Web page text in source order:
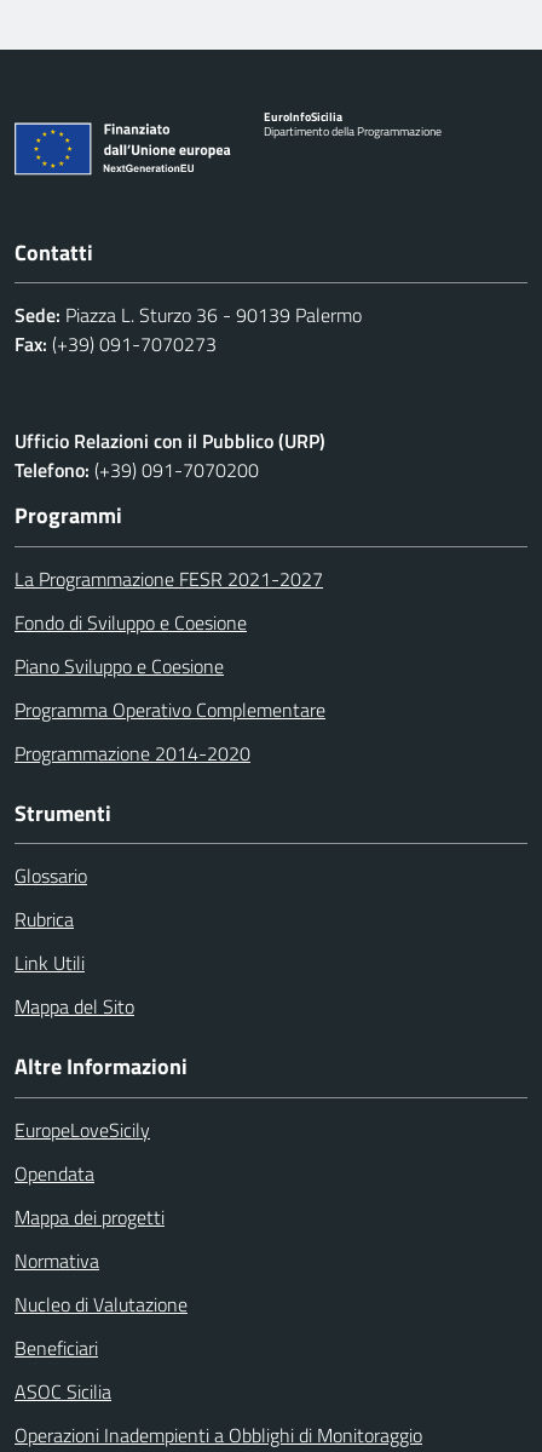
EuroInfoSicilia
Dipartimento della Programmazione
Contatti
Sede: Piazza L. Sturzo 36 - 90139 Palermo
Fax: (+39) 091-7070273
Ufficio Relazioni con il Pubblico (URP)
Telefono: (+39) 091-7070200
Programmi
La Programmazione FESR 2021-2027
Fondo di Sviluppo e Coesione
Piano Sviluppo e Coesione
Programma Operativo Complementare
Programmazione 2014-2020
Strumenti
Glossario
Rubrica
Link Utili
Mappa del Sito
Altre Informazioni
EuropeLoveSicily
Opendata
Mappa dei progetti
Normativa
Nucleo di Valutazione
Beneficiari
ASOC Sicilia
Operazioni Inadempienti a Obblighi di Monitoraggio